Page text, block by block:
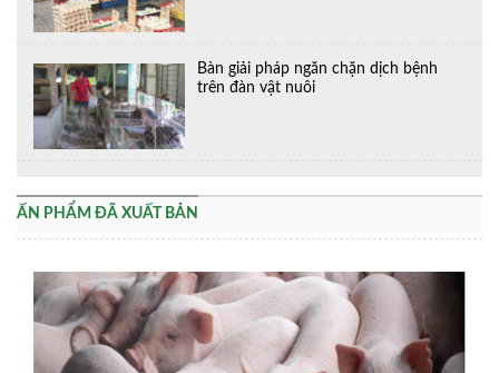
Bàn giải pháp ngăn chặn dịch bệnh
trên đàn vật nuôi
ẤN PHẨM ĐÃ XUẤT BẢN